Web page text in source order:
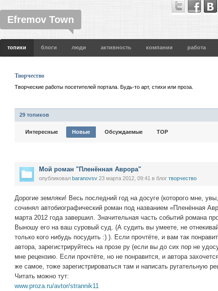
Efremov Town
топики блоги люди активность компании работа
Творчество
Творческие работы посетителей портала. Будь-то арт, стихи или проза.
29 топиков
Интересные Новые Обсуждаемые TOP
Мой роман "Пленённая Аврора"
опубликовал baranovsv 23 марта 2012, 09:41 в блог творчество
Дорогие земляки! Весь последний год на досуге (которого мне,
сочинял автобиографический роман под названием «Пленённая
марта 2012 года завершил. Значительная часть событий романа
Выношу его на ваш суровый суд. (А судить вы умеете, не
только кого нибудь посудить :) ). Если прочтёте, и вам так
автора, зарегистрируйтесь на прозе ру (если вы до сих пор не
мне рецензию. Если прочтёте, но не понравится, и автора
же самое, тоже зарегистрироваться там и написать ругательную
Читать можно тут:
www.proza.ru/avtor/strannik11